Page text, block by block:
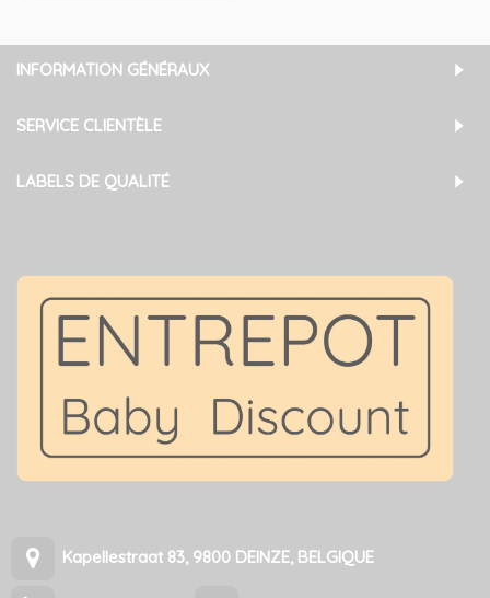
INFORMATION GÉNÉRAUX
SERVICE CLIENTÈLE
LABELS DE QUALITÉ
Kapellestraat 83, 9800 DEINZE, BELGIQUE